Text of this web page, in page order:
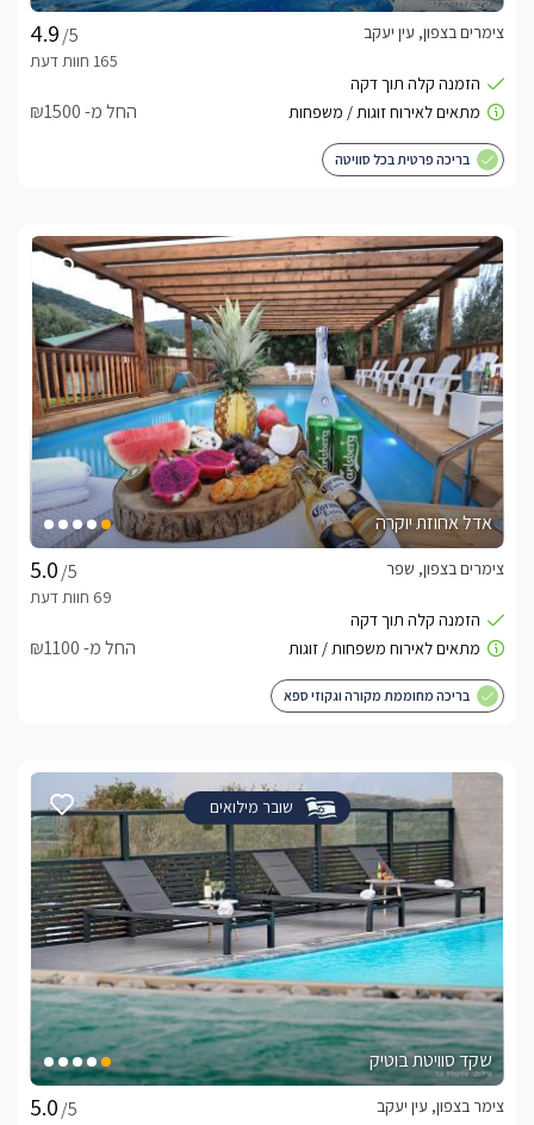
/5
צימרים בצפון, עין יעקב
החל מ- ₪1500
בריכה פרטית בכל סוויטה
אדל אחוזת יוקרה
/5
צימרים בצפון, שפר
החל מ- ₪1100
בריכה מחוממת מקורה וגקוזי ספא
שובר מילואים
שקד סוויטת בוטיק
/5
צימר בצפון, עין יעקב